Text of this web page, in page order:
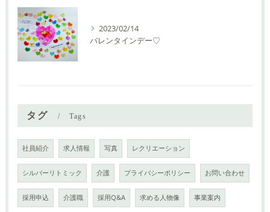
2023/02/14
バレンタインデー♡
タグ Tags
社員紹介 求人情報 写真 レクリエーション
シルバーリトミック 介護 プライバシーポリシー お問い合わせ
採用申込 介護職 採用Q&A 求める人物像 事業案内